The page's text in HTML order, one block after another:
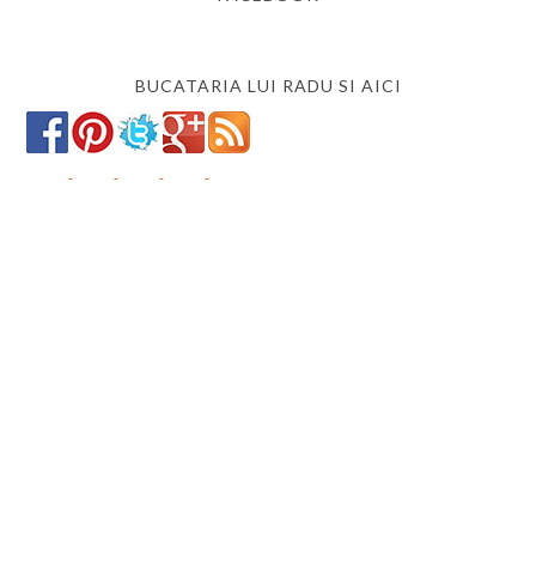
BUCATARIA LUI RADU SI AICI